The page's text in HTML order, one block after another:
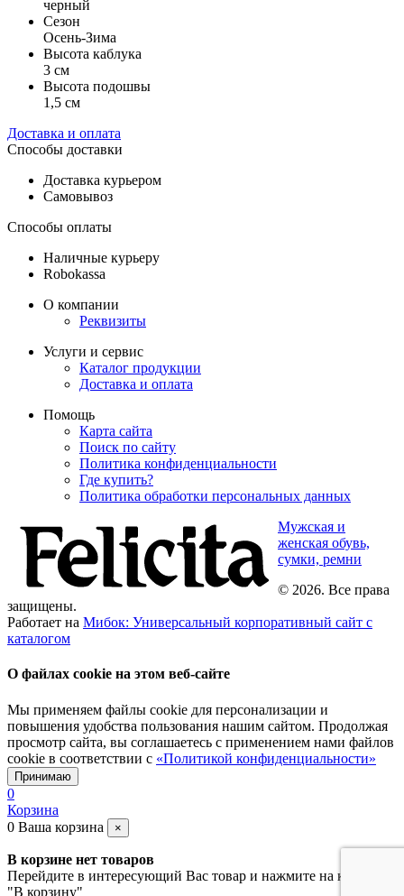
черный
Сезон
Осень-Зима
Высота каблука
3 см
Высота подошвы
1,5 см
Доставка и оплата
Способы доставки
Доставка курьером
Самовывоз
Способы оплаты
Наличные курьеру
Robokassa
О компании
Реквизиты
Услуги и сервис
Каталог продукции
Доставка и оплата
Помощь
Карта сайта
Поиск по сайту
Политика конфиденциальности
Где купить?
Политика обработки персональных данных
Мужская и
женская обувь,
сумки, ремни
© 2026. Все права
защищены.
Работает на Мибок: Универсальный корпоративный сайт с
каталогом
О файлах cookie на этом веб-сайте
Мы применяем файлы cookie для персонализации и
повышения удобства пользования нашим сайтом. Продолжая
просмотр сайта, вы соглашаетесь с применением нами файлов
cookie в соответствии с «Политикой конфиденциальности»
Принимаю
0
Корзина
0 Ваша корзина ×
В корзине нет товаров
Перейдите в интересующий Вас товар и нажмите на кнопку
"В корзину"